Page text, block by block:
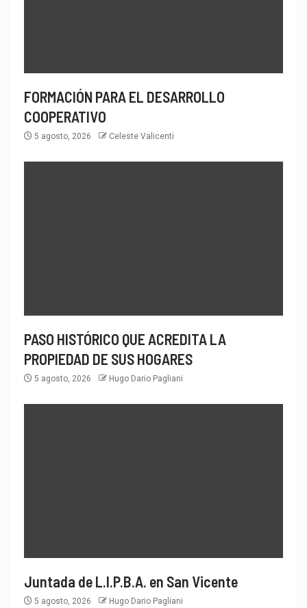
FORMACIÓN PARA EL DESARROLLO
COOPERATIVO
5 agosto, 2026 Celeste Valicenti
PASO HISTÓRICO QUE ACREDITA LA
PROPIEDAD DE SUS HOGARES
5 agosto, 2026 Hugo Dario Pagliani
Juntada de L.I.P.B.A. en San Vicente
5 agosto, 2026 Hugo Dario Pagliani